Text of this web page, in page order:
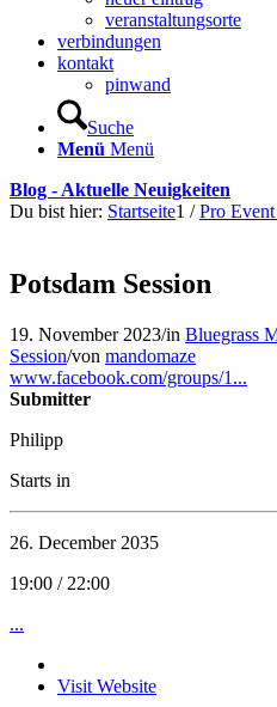
veranstaltungsorte
verbindungen
kontakt
pinwand
Suche
Menü Menü
Blog - Aktuelle Neuigkeiten
Du bist hier: Startseite1 / Pro
Potsdam Session
19. November 2023/in Bluegrass
Session/von mandomaze
www.facebook.com/groups/1...
Submitter
Philipp
Starts in
26. December 2035
19:00 / 22:00
...
Visit Website